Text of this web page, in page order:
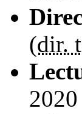
(dir.
2020